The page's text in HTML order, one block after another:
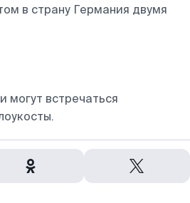
в страну Германия двумя
могут встречаться